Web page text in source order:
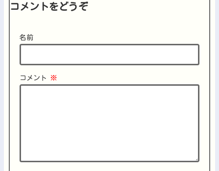
コメントをどうぞ
名前
コメント ※